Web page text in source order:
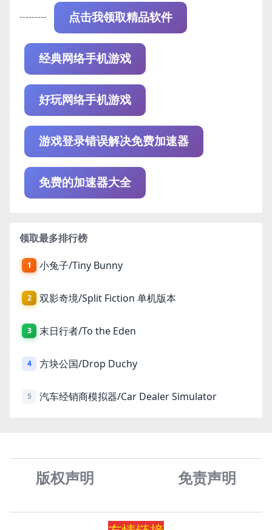
--------- 点击我领取精品软件
经典网络手机游戏
好玩网络手机游戏
游戏登录错误解决免费加速器
免费的加速器大全
领取最多排行榜
1 小兔子/Tiny Bunny
2 双影奇境/Split Fiction 单机版本
3 末日行者/To the Eden
4 方块公国/Drop Duchy
5 汽车经销商模拟器/Car Dealer Simulator
版权声明 免责声明